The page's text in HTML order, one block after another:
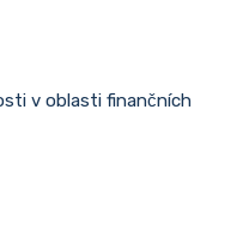
v oblasti finančních